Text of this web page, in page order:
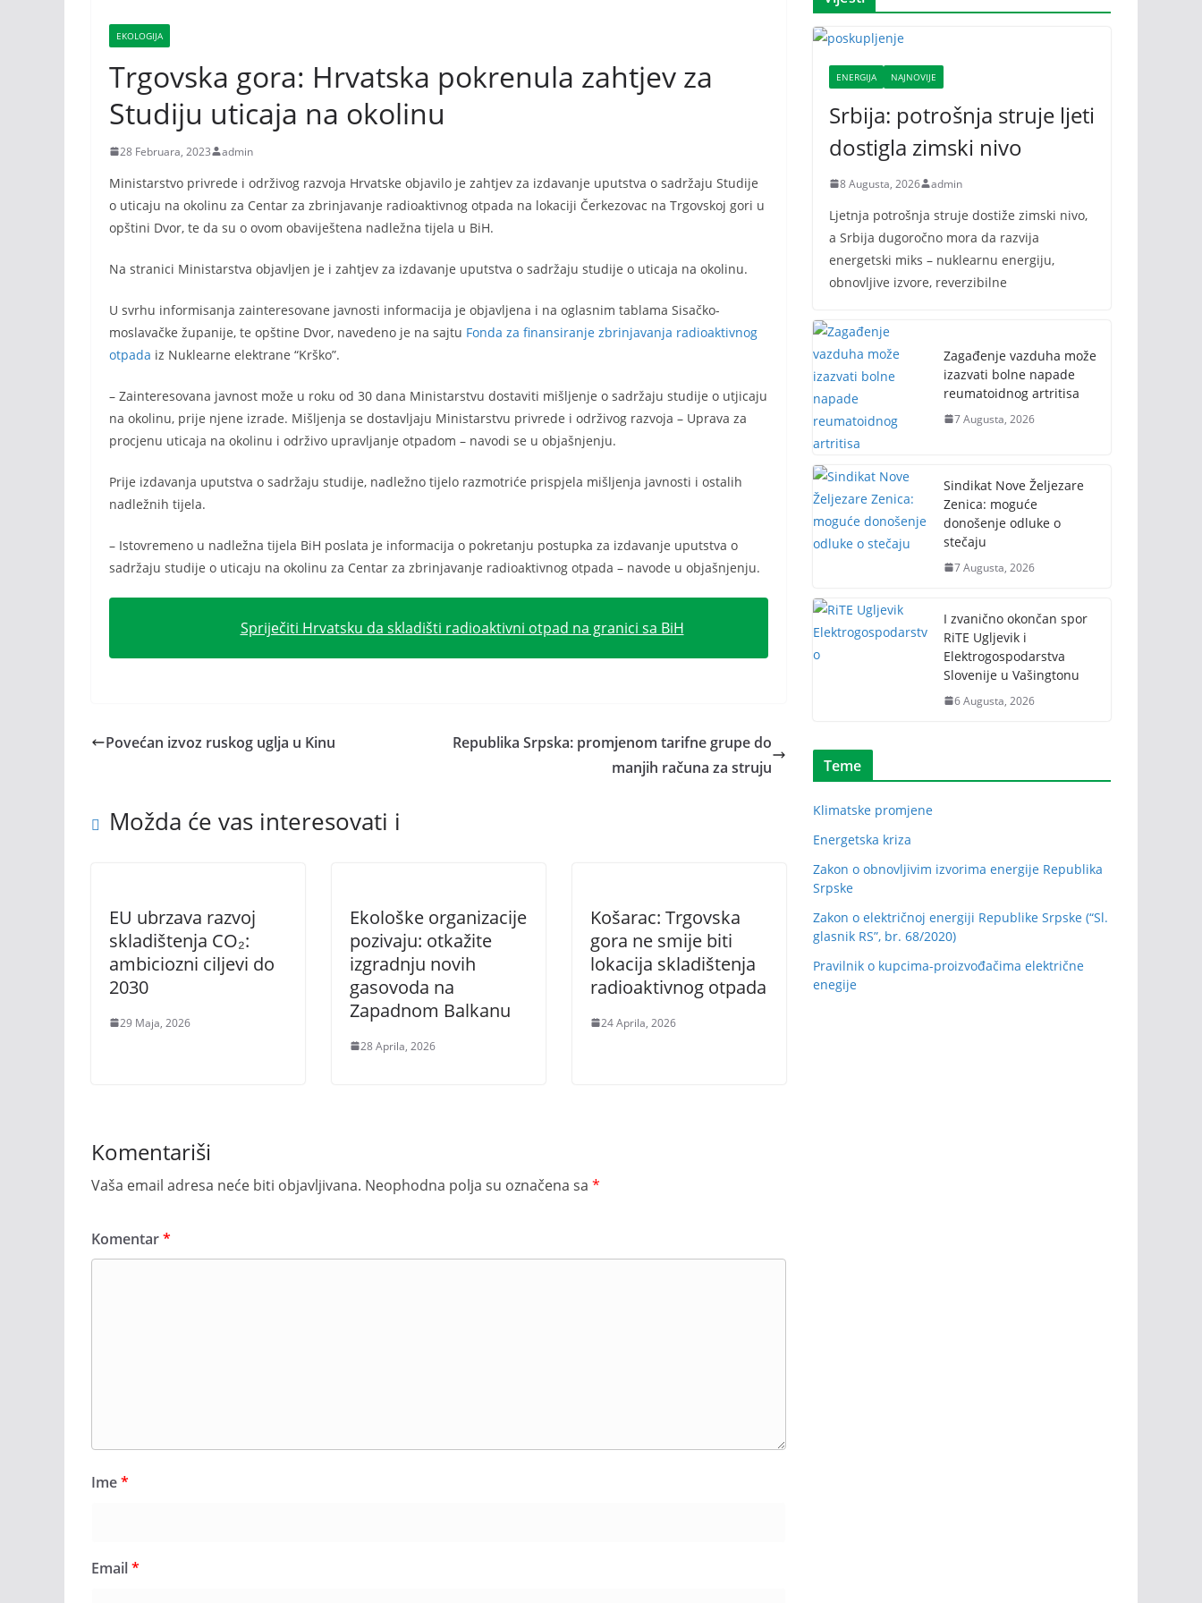
EKOLOGIJA
Trgovska gora: Hrvatska pokrenula zahtjev za
Studiju uticaja na okolinu
28 Februara, 2023 admin
Ministarstvo privrede i održivog razvoja Hrvatske objavilo je zahtjev za izdavanje uputstva o sadržaju Studije
o uticaju na okolinu za Centar za zbrinjavanje radioaktivnog otpada na lokaciji Čerkezovac na Trgovskoj gori u
opštini Dvor, te da su o ovom obaviještena nadležna tijela u BiH.
Na stranici Ministarstva objavljen je i zahtjev za izdavanje uputstva o sadržaju studije o uticaja na okolinu.
U svrhu informisanja zainteresovane javnosti informacija je objavljena i na oglasnim tablama Sisačko-
moslavačke županije, te opštine Dvor, navedeno je na sajtu Fonda za finansiranje zbrinjavanja radioaktivnog
otpada iz Nuklearne elektrane “Krško”.
– Zainteresovana javnost može u roku od 30 dana Ministarstvu dostaviti mišljenje o sadržaju studije o utjicaju
na okolinu, prije njene izrade. Mišljenja se dostavljaju Ministarstvu privrede i održivog razvoja – Uprava za
procjenu uticaja na okolinu i održivo upravljanje otpadom – navodi se u objašnjenju.
Prije izdavanja uputstva o sadržaju studije, nadležno tijelo razmotriće prispjela mišljenja javnosti i ostalih
nadležnih tijela.
– Istovremeno u nadležna tijela BiH poslata je informacija o pokretanju postupka za izdavanje uputstva o
sadržaju studije o uticaju na okolinu za Centar za zbrinjavanje radioaktivnog otpada – navode u objašnjenju.
Spriječiti Hrvatsku da skladišti radioaktivni otpad na granici sa BiH
Povećan izvoz ruskog uglja u Kinu
Republika Srpska: promjenom tarifne grupe do
manjih računa za struju
Možda će vas interesovati i
EU ubrzava razvoj
skladištenja CO₂:
ambiciozni ciljevi do
2030
29 Maja, 2026
Ekološke organizacije
pozivaju: otkažite
izgradnju novih
gasovoda na
Zapadnom Balkanu
28 Aprila, 2026
Košarac: Trgovska
gora ne smije biti
lokacija skladištenja
radioaktivnog otpada
24 Aprila, 2026
Komentariši
Vaša email adresa neće biti objavljivana. Neophodna polja su označena sa *
Komentar*
Ime*
Email*
ENERGIJA NAJNOVIJE
Srbija: potrošnja struje ljeti
dostigla zimski nivo
8 Augusta, 2026 admin
Ljetnja potrošnja struje dostiže zimski nivo,
a Srbija dugoročno mora da razvija
energetski miks – nuklearnu energiju,
obnovljive izvore, reverzibilne
Zagađenje vazduha može
izazvati bolne napade
reumatoidnog artritisa
7 Augusta, 2026
Sindikat Nove Željezare
Zenica: moguće
donošenje odluke o
stečaju
7 Augusta, 2026
I zvanično okončan spor
RiTE Ugljevik i
Elektrogospodarstva
Slovenije u Vašingtonu
6 Augusta, 2026
Teme
Klimatske promjene
Energetska kriza
Zakon o obnovljivim izvorima energije Republika
Srpske
Zakon o električnoj energiji Republike Srpske (“Sl.
glasnik RS”, br. 68/2020)
Pravilnik o kupcima-proizvođačima električne
enegije